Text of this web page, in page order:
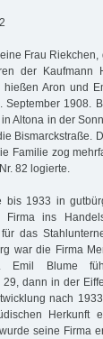
Frau
der Kaufmann
hießen Aron und
September 1908.
Altona in der
Bismarckstraße.
Familie zog
82 logierte.
bis 1933 in
ins
für das
war die Firma
Emil Blume
29, dann in der
nach
Herkunft
seine Firma